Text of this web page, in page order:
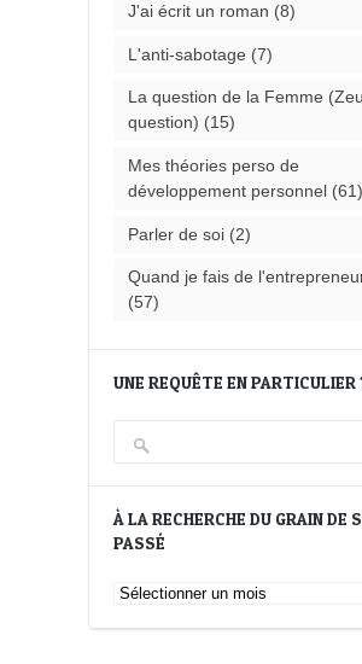
J'ai écrit un roman (8)
L'anti-sabotage (7)
La question de la Femme
question) (15)
Mes théories perso de
développement personnel(61)
Parler de soi(2)
Quand je fais de
(57)
UNE REQUÊTE EN PARTICULIER
À LA RECHERCHE DU GRAIN DE
PASSÉ
À